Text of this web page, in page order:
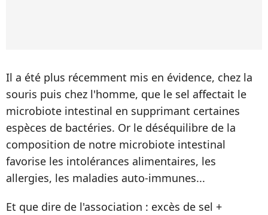
Il a été plus récemment mis en évidence, chez la
souris puis chez l'homme, que le sel affectait le
microbiote intestinal en supprimant certaines
espèces de bactéries. Or le déséquilibre de la
composition de notre microbiote intestinal
favorise les intolérances alimentaires, les
allergies, les maladies auto-immunes...
Et que dire de l'association : excès de sel +